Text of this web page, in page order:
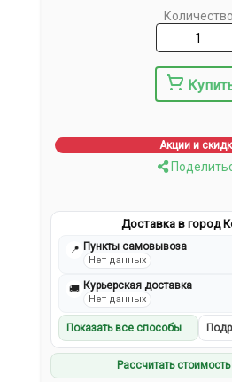
Количество
Акции и
Доставка в город
📍 Пункты самовывоза
Нет данных
🚚 Курьерская доставка
Нет данных
Показать все способы
Рассчитать